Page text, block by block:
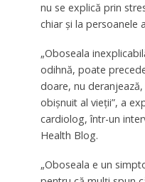
nu se explică prin
chiar și la persoanele
„Oboseala
odihnă, poate
doare, nu
obișnuit al vieții”, a
cardiolog, într-un
Health Blog.
„Oboseala e un